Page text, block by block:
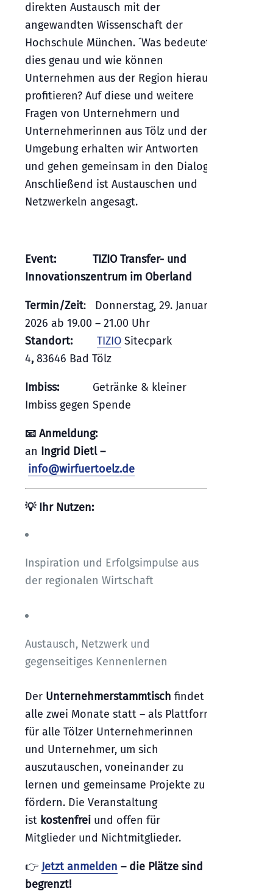
direkten Austausch mit der
angewandten Wissenschaft der
Hochschule München. ´Was bedeutet
dies genau und wie können
Unternehmen aus der Region hieraus
profitieren? Auf diese und weitere
Fragen von Unternehmern und
Unternehmerinnen aus Tölz und der
Umgebung erhalten wir Antworten
und gehen gemeinsam in den Dialog.
Anschließend ist Austauschen und
Netzwerkeln angesagt.
Event: TIZIO Transfer- und
Innovationszentrum im Oberland
Termin/Zeit: Donnerstag, 29. Januar
2026 ab 19.00 – 21.00 Uhr
Standort:
TIZIO Sitecpark
4, 83646 Bad Tölz
Imbiss: Getränke & kleiner
Imbiss gegen Spende
📧 Anmeldung:
an Ingrid Dietl –
info@wirfuertoelz.de
💡 Ihr Nutzen:
Inspiration und Erfolgsimpulse aus
der regionalen Wirtschaft
Austausch, Netzwerk und
gegenseitiges Kennenlernen
Der Unternehmerstammtisch findet
alle zwei Monate statt – als Plattform
für alle Tölzer Unternehmerinnen
und Unternehmer, um sich
auszutauschen, voneinander zu
lernen und gemeinsame Projekte zu
fördern. Die Veranstaltung
ist kostenfrei und offen für
Mitglieder und Nichtmitglieder.
👉 Jetzt anmelden – die Plätze sind
begrenzt!